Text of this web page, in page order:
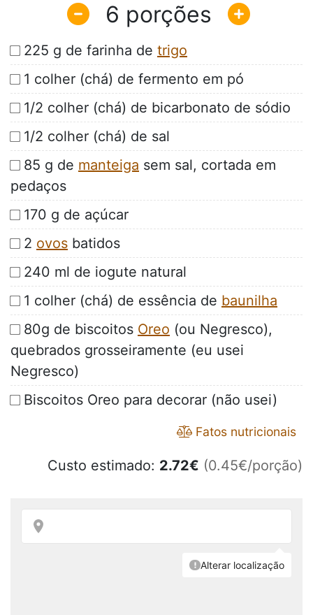
6
225 g de farinha de trigo
1 colher (chá) de fermento em pó
1/2 colher (chá) de bicarbonato de sódio
1/2 colher (chá) de sal
85 g de manteiga sem sal, cortada em
pedaços
170 g de açúcar
2 ovos batidos
240 ml de iogute natural
1 colher (chá) de essência de baunilha
80g de biscoitos Oreo (ou Negresco),
quebrados grosseiramente (eu usei
Negresco)
Biscoitos Oreo para decorar (não usei)
Fatos nutricionais
Custo estimado: 2.72€ (0.45€/porção)